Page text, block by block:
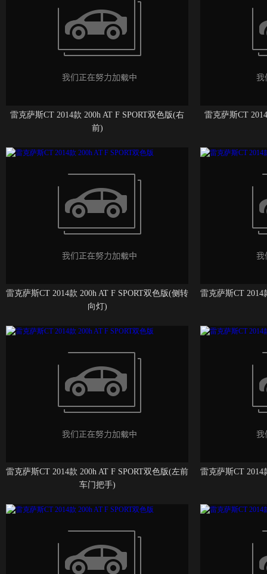
雷克萨斯CT 2014款 200h AT F SPORT双色版(右
前)
雷克萨斯CT
雷克萨斯CT 2014款 200h AT F SPORT双色版(侧转
向灯)
雷克萨斯CT 2014
雷克萨斯CT 2014款 200h AT F SPORT双色版(左前
车门把手)
雷克萨斯CT 2014